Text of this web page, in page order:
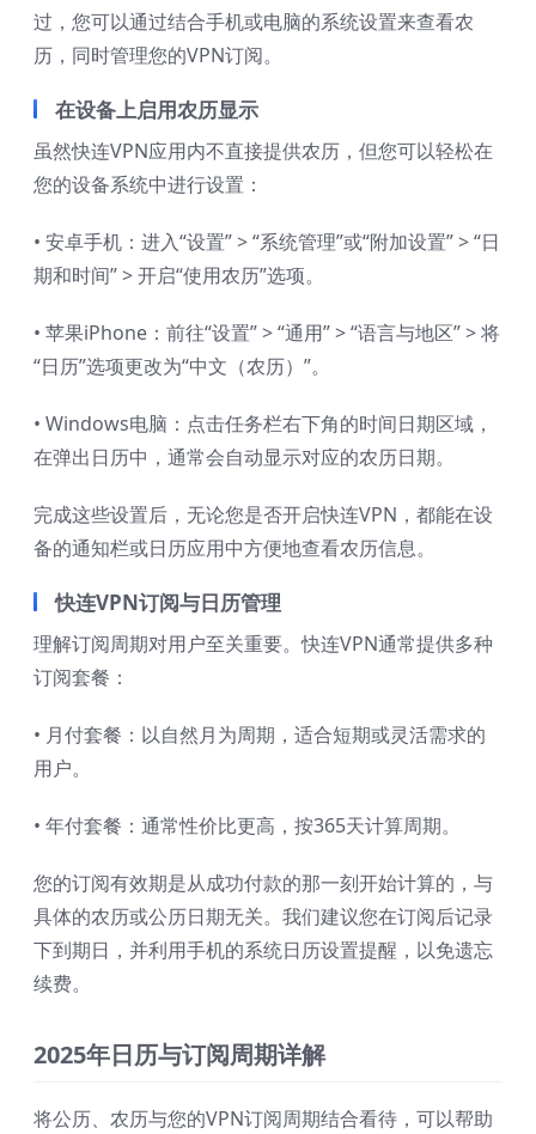
过，您可以通过结合手机或电脑的系统设置来查看农
历，同时管理您的VPN订阅。
在设备上启用农历显示
虽然快连VPN应用内不直接提供农历，但您可以轻松在
您的设备系统中进行设置：
• 安卓手机：进入“设置” > “系统管理”或“附加设置” > “日
期和时间” > 开启“使用农历”选项。
• 苹果iPhone：前往“设置” > “通用” > “语言与地区” > 将
“日历”选项更改为“中文（农历）”。
• Windows电脑：点击任务栏右下角的时间日期区域，
在弹出日历中，通常会自动显示对应的农历日期。
完成这些设置后，无论您是否开启快连VPN，都能在设
备的通知栏或日历应用中方便地查看农历信息。
快连VPN订阅与日历管理
理解订阅周期对用户至关重要。快连VPN通常提供多种
订阅套餐：
• 月付套餐：以自然月为周期，适合短期或灵活需求的
用户。
• 年付套餐：通常性价比更高，按365天计算周期。
您的订阅有效期是从成功付款的那一刻开始计算的，与
具体的农历或公历日期无关。我们建议您在订阅后记录
下到期日，并利用手机的系统日历设置提醒，以免遗忘
续费。
2025年日历与订阅周期详解
将公历、农历与您的VPN订阅周期结合看待，可以帮助